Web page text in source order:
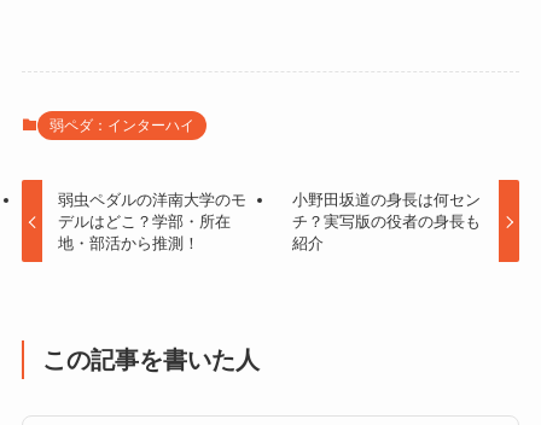
弱ペダ：インターハイ
弱虫ペダルの洋南大学のモ
デルはどこ？学部・所在
地・部活から推測！
小野田坂道の身長は何セン
チ？実写版の役者の身長も
紹介
この記事を書いた人